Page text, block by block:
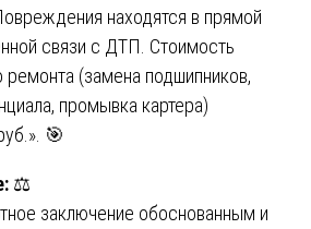
находятся в прямой
связи с ДТП. Стоимость
ремонта (замена подшипников,
промывка картера)
🎯
⚖️
заключение обоснованным и